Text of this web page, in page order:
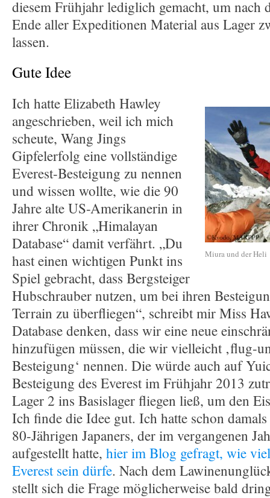
diesem Frühjahr lediglich gemacht, um nach
Ende aller Expeditionen Material aus Lager
lassen.
Gute Idee
Miura und der Heli
Ich hatte Elizabeth Hawley
angeschrieben, weil ich mich
scheute, Wang Jings
Gipfelerfolg eine vollständige
Everest-Besteigung zu nennen
und wissen wollte, wie die 90
Jahre alte US-Amerikanerin in
ihrer Chronik „Himalayan
Database“ damit verfährt. „Du
hast einen wichtigen Punkt ins
Spiel gebracht, dass Bergsteiger
Hubschrauber nutzen, um bei ihren
Terrain zu überfliegen“, schreibt mir Miss
Database denken, dass wir eine neue
hinzufügen müssen, die wir vielleicht ‚flug-
Besteigung‘ nennen. Die würde auch auf
Besteigung des Everest im Frühjahr 2013
Lager 2 ins Basislager fliegen ließ, um den
Ich finde die Idee gut. Ich hatte schon
80-Jährigen Japaners, der im vergangenen
aufgestellt hatte, hier im Blog gefragt, wie
Everest sein dürfe. Nach dem
stellt sich die Frage möglicherweise bald